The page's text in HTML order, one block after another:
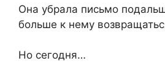
Она убрала письмо
больше к нему
Но сегодня…